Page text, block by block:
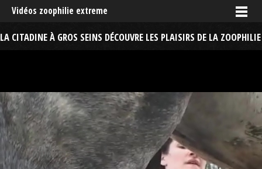
Vidéos zoophilie extreme
LA CITADINE À GROS SEINS DÉCOUVRE LES PLAISIRS DE LA ZOOPHILIE